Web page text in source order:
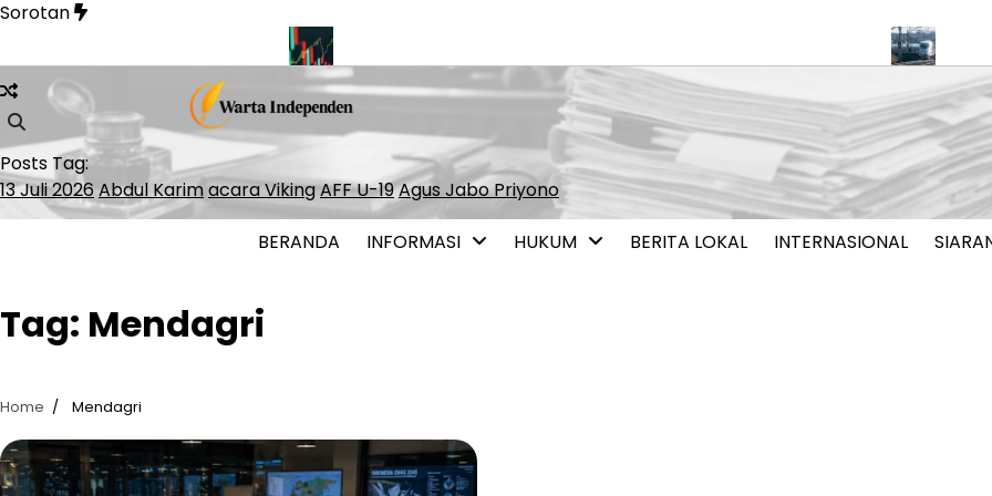
Skip
content
Sorotan
Soal Pelayaran Selat Hormuz INDEF: Merah Putih Bond Berpotensi Perkuat Pendalaman Pasar Keuangan Pemerintah
Posts Tag:
13 Juli 2026Abdul Karimacara VikingAFF U-19Agus Jabo Priyono
BERANDA INFORMASI HUKUM BERITA LOKAL INTERNASIONAL
Tag: Mendagri
Home Mendagri